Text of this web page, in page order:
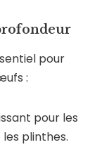
pour
:
pour les
plinthes.